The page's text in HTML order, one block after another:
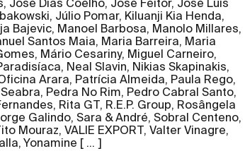
José Dias Coelho, José Feitor, José Luís
Júlio Pomar, Kiluanji Kia Henda,
Bajevic, Manoel Barbosa, Manolo Millares,
Santos Maia, Maria Barreira, Maria
Mário Cesariny, Miguel Carneiro,
Neal Slavin, Nikias Skapinakis,
Arara, Patrícia Almeida, Paula Rego,
Pedra No Rim, Pedro Cabral Santo,
Rita GT, R.E.P. Group, Rosângela
Galindo, Sara & André, Sobral Centeno,
Mouraz, VALIE EXPORT, Valter Vinagre,
Yonamine [ … ]